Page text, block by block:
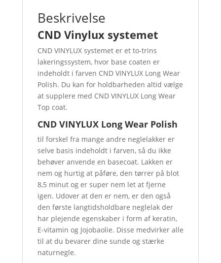
Beskrivelse
CND Vinylux systemet
CND VINYLUX systemet er et to-trins
lakeringssystem, hvor base coaten er
indeholdt i farven CND VINYLUX Long Wear
Polish. Du kan for holdbarheden altid vælge
at supplere med CND VINYLUX Long Wear
Top coat.
CND VINYLUX Long Wear Polish
til forskel fra mange andre neglelakker er
selve basis indeholdt i farven, så du ikke
behøver anvende en basecoat. Lakken er
nem og hurtig at påføre, den tørrer på blot
8,5 minut og er super nem let at fjerne
igen. Udover at den er nem, er den også
den første langtidsholdbare neglelak der
har plejende egenskaber i form af keratin,
E-vitamin og Jojobaolie. Disse medvirker alle
til at du bevarer dine sunde og stærke
naturnegle.